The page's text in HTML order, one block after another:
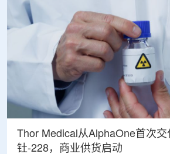
Thor Medical从AlphaOne首次交
钍-228，商业供货启动